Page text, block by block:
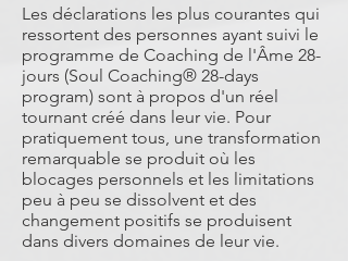
Les déclarations les plus courantes qui
ressortent des personnes ayant suivi le
programme de Coaching de l'Âme 28-
jours (Soul Coaching® 28-days
program) sont à propos d'un réel
tournant créé dans leur vie. Pour
pratiquement tous, une transformation
remarquable se produit où les
blocages personnels et les limitations
peu à peu se dissolvent et des
changement positifs se produisent
dans divers domaines de leur vie.